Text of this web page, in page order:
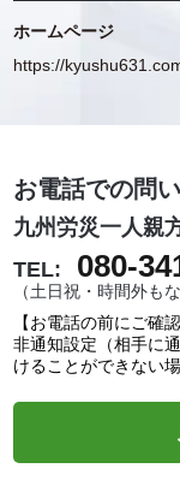
ホームページ
https://
お電話での問
九州労災一人親
TEL: 080-
（土日祝・時間外も
【お電話の前にご確
非通知設定（相手に
けることができない